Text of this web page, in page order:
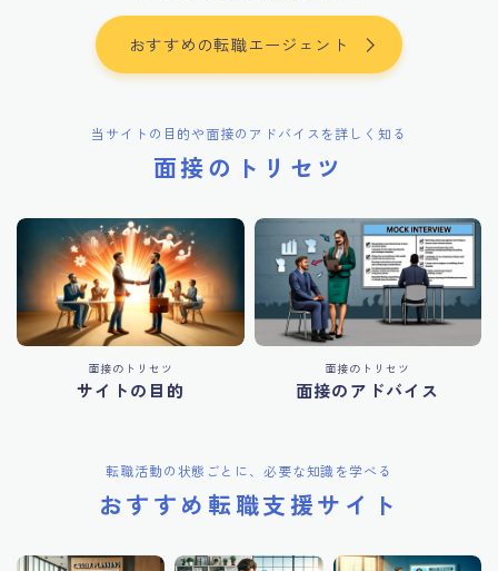
おすすめの転職エージェント
当サイトの目的や面接のアドバイスを詳しく知る
面接のトリセツ
面接のトリセツ
サイトの目的
面接のトリセツ
面接のアドバイス
転職活動の状態ごとに、必要な知識を学べる
おすすめ転職支援サイト